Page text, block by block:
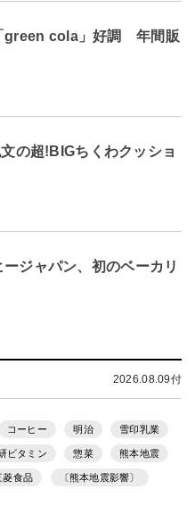
green cola」好調 年間販
の超!BIGちくわクッショ
ージャパン、初のベーカリ
2026.08.09付
コーヒー 明治 雪印乳業
ビタミン 惣菜 熊本地震
菱食品 〔熊本地震影響〕